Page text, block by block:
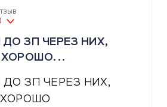
ДО ЗП ЧЕРЕЗ НИХ,
ХОРОШО...
ДО ЗП ЧЕРЕЗ НИХ,